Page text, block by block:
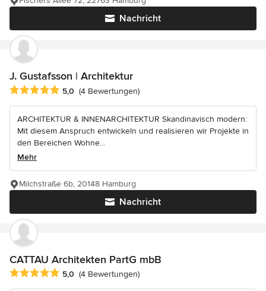
Nachricht
J. Gustafsson | Architektur
Durchschnittliche Bewertung: 5 von 5 Sternen
5,0 (4 Bewertungen)
ARCHITEKTUR & INNENARCHITEKTUR Skandinavisch modern:
Mit diesem Anspruch entwickeln und realisieren wir Projekte in
den Bereichen Wohne...
Mehr
Nachricht
Milchstraße 6b, 20148 Hamburg
CATTAU Architekten PartG mbB
Durchschnittliche Bewertung: 5 von 5 Sternen
5,0 (4 Bewertungen)